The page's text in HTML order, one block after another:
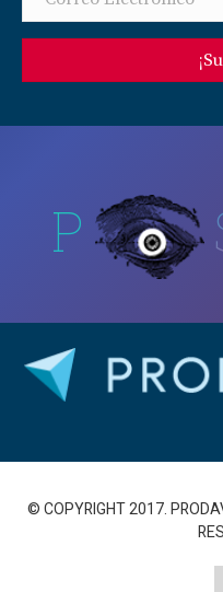
P
© COPYRIGHT 2017.